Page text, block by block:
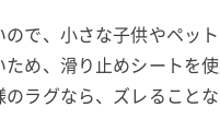
で、小さな子供やペッ
め、滑り止めシートを
ラグなら、ズレること